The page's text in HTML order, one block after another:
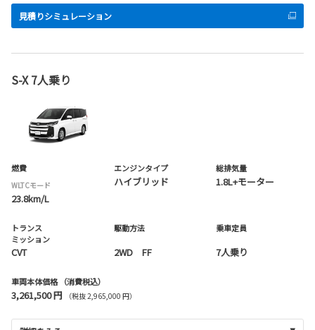
見積りシミュレーション
S-X 7人乗り
燃費
WLTCモード
23.8km/L
エンジンタイプ
ハイブリッド
総排気量
1.8L+モーター
トランス
ミッション
CVT
駆動方法
2WD FF
乗車定員
7人乗り
車両本体価格 （消費税込）
3,261,500 円 （税抜 2,965,000 円）